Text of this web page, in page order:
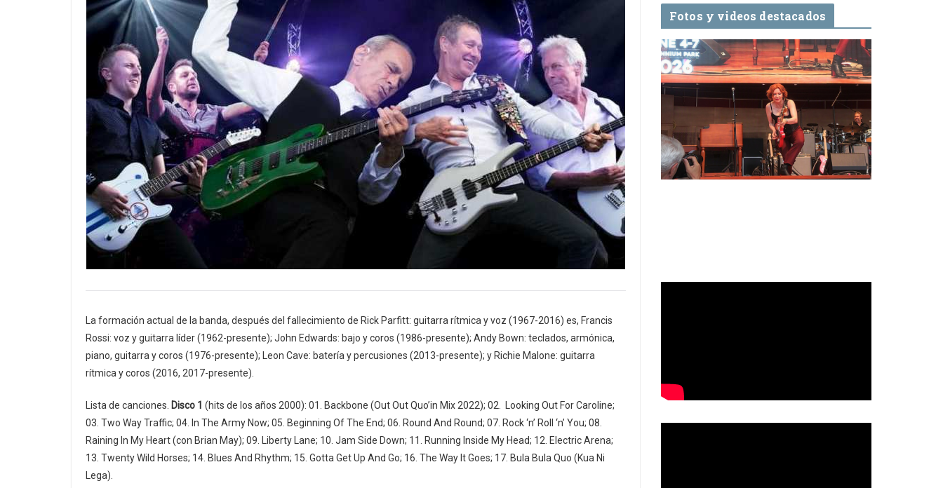
La formación actual de la banda, después del fallecimiento de Rick Parfitt: guitarra rítmica y voz (1967-2016) es, Francis
Rossi: voz y guitarra líder (1962-presente); John Edwards: bajo y coros (1986-presente); Andy Bown: teclados, armónica,
piano, guitarra y coros (1976-presente); Leon Cave: batería y percusiones (2013-presente); y Richie Malone: guitarra
rítmica y coros (2016, 2017-presente).
Lista de canciones. Disco 1 (hits de los años 2000): 01. Backbone (Out Out Quo’in Mix 2022); 02. Looking Out For Caroline;
03. Two Way Traffic; 04. In The Army Now; 05. Beginning Of The End; 06. Round And Round; 07. Rock ‘n’ Roll ‘n’ You; 08.
Raining In My Heart (con Brian May); 09. Liberty Lane; 10. Jam Side Down; 11. Running Inside My Head; 12. Electric Arena;
13. Twenty Wild Horses; 14. Blues And Rhythm; 15. Gotta Get Up And Go; 16. The Way It Goes; 17. Bula Bula Quo (Kua Ni
Lega).
Fotos y videos destacados